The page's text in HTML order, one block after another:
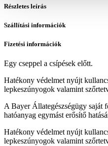
Részletes leírás
Szállítási információk
Fizetési információk
Egy cseppel a csípések előtt.
Hatékony védelmet nyújt
lepkeszúnyogok valamint
A Bayer Állategészségügy saját
hatóanyag egymást erősítő
Hatékony védelmet nyújt
lepkeszúnyogok valamint